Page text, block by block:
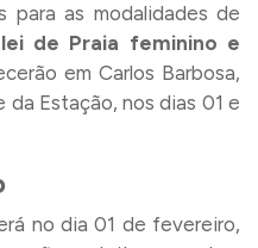
para as modalidades de
de Praia feminino e
em Carlos Barbosa,
da Estação, nos dias 01 e
no dia 01 de fevereiro,